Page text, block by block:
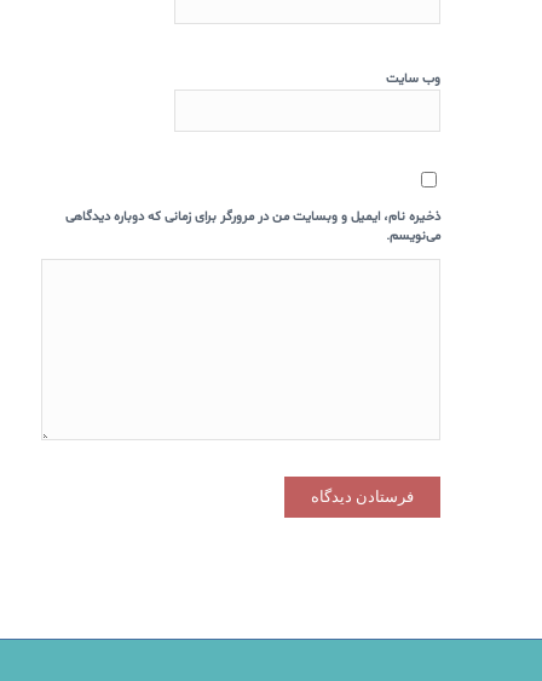
وب‌ سایت
ذخیره نام، ایمیل و وبسایت من در مرورگر برای زمانی که دوباره دیدگاهی
می‌نویسم.